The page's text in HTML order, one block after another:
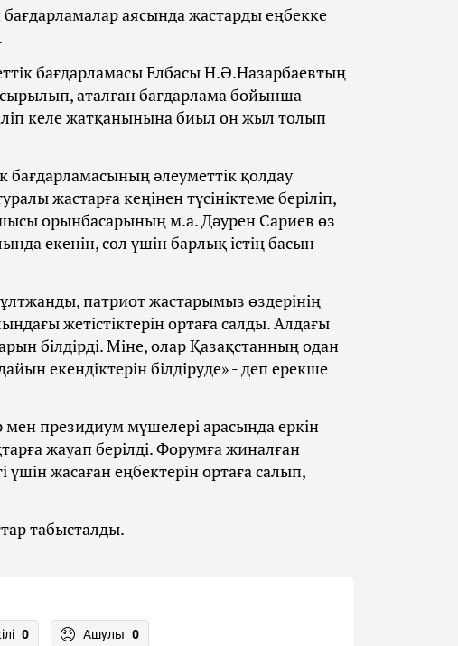
аясында жастарды еңбекке
бағдарламасы Елбасы Н.Ә.Назарбаевтың
аталған бағдарлама бойынша
келе жатқанынына биыл он жыл толып
әлеуметтік қолдау
жастарға кеңінен түсініктеме беріліп,
орынбасарының м.а. Дәурен Сариев өз
екенін, сол үшін барлық істің басын
патриот жастарымыз өздерінің
жетістіктерін ортаға салды. Алдағы
білдірді. Міне, олар Қазақстанның одан
екендіктерін білдіруде» - деп ерекше
президиум мүшелері арасында еркін
жауап берілді. Форумға жиналған
жасаған еңбектерін ортаға салып,
табысталды.
0 Ашулы 0